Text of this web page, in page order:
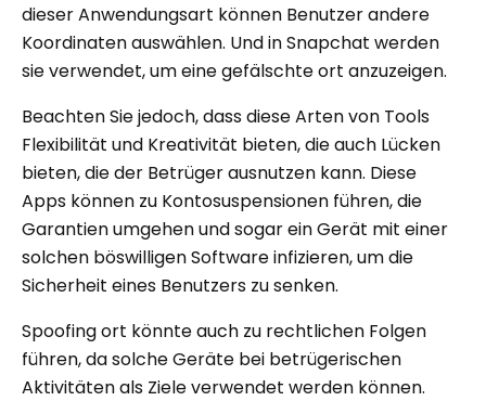
dieser Anwendungsart können Benutzer andere
Koordinaten auswählen. Und in Snapchat werden
sie verwendet, um eine gefälschte ort anzuzeigen.
Beachten Sie jedoch, dass diese Arten von Tools
Flexibilität und Kreativität bieten, die auch Lücken
bieten, die der Betrüger ausnutzen kann. Diese
Apps können zu Kontosuspensionen führen, die
Garantien umgehen und sogar ein Gerät mit einer
solchen böswilligen Software infizieren, um die
Sicherheit eines Benutzers zu senken.
Spoofing ort könnte auch zu rechtlichen Folgen
führen, da solche Geräte bei betrügerischen
Aktivitäten als Ziele verwendet werden können.